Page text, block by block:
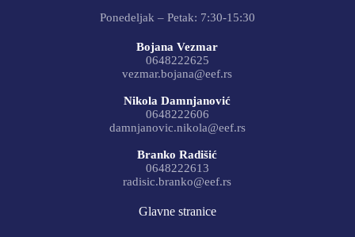
Ponedeljak – Petak: 7:30-15:30
Bojana Vezmar
0648222625
vezmar.bojana@eef.rs
Nikola Damnjanović
0648222606
damnjanovic.nikola@eef.rs
Branko Radišić
0648222613
radisic.branko@eef.rs
Glavne stranice